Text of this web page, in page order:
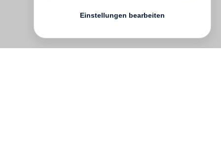
Einstellungen bearbeiten